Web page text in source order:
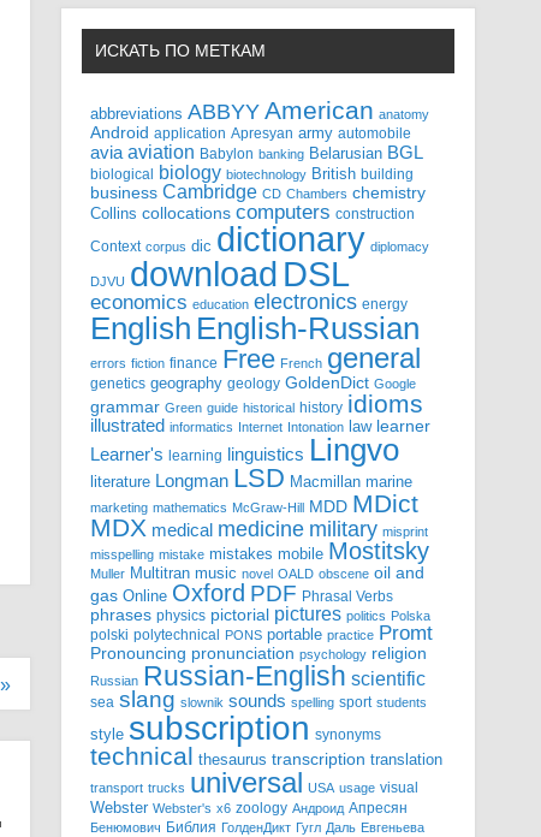
»
ИСКАТЬ ПО МЕТКАМ
abbreviations ABBYY American anatomy
Android application Apresyan army automobile
avia aviation Babylon banking Belarusian BGL
biological biology biotechnology British building
business Cambridge CD Chambers chemistry
Collins collocations computers construction
Context corpus dic dictionary diplomacy
DJVU download DSL
economics education electronics energy
English English-Russian
errors fiction finance Free French general
genetics geography geology GoldenDict Google
grammar Green guide historical history idioms
illustrated informatics Internet Intonation law learner
Learner's learning linguistics Lingvo
literature Longman LSD Macmillan marine
marketing mathematics McGraw-Hill MDD MDict
MDX medical medicine military misprint
misspelling mistake mistakes mobile Mostitsky
Muller Multitran music novel OALD obscene oil and
gas Online Oxford PDF Phrasal Verbs
phrases physics pictorial pictures politics Polska
polski polytechnical PONS portable practice Promt
Pronouncing pronunciation psychology religion
Russian Russian-English scientific
sea slang slownik sounds spelling sport students
style subscription synonyms
technical thesaurus transcription translation
transport trucks universal USA usage visual
Webster Webster's x6 zoology Андроид Апресян
Бенюмович Библия ГолденДикт Гугл Даль Евгеньева